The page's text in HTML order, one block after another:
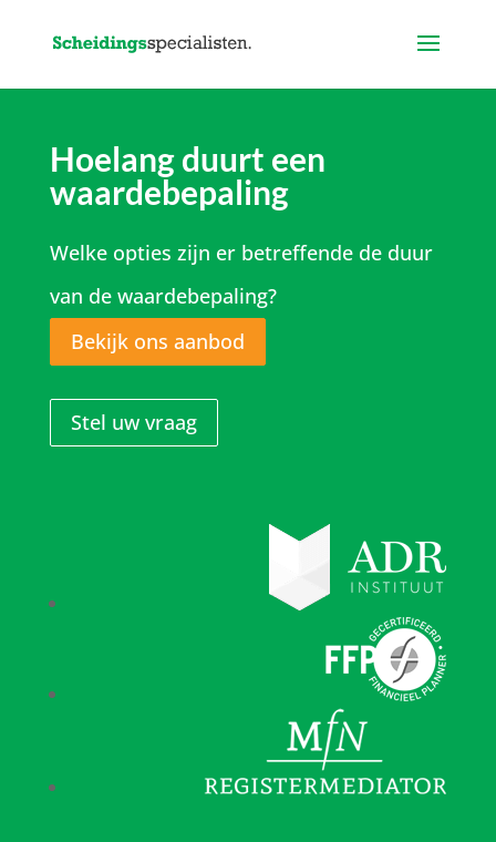
Hoelang duurt een
waardebepaling
Welke opties zijn er betreffende de duur
van de waardebepaling?
Bekijk ons aanbod
Stel uw vraag